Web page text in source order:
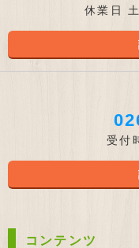
休業日
受付
コンテンツ